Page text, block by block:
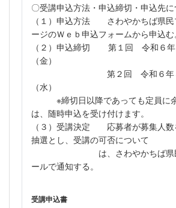
〇受講申込方法・申込締切・申込先
（１）申込方法 さわやかちば県民
ージのＷｅｂ申込フォームから申込む。
（２）申込締切 第１回 令和６
（金）
第２回 令和６年８月
（水）
※締切日以降であっても定員に
は、随時申込を受け付けます。
（３）受講決定 応募者が募集人数
抽選とし、受講の可否について
は、 さわやかちば
ールで通知する。
受講申込書